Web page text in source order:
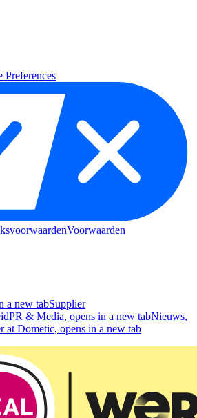
Preferences
Voorwaarden
a new tabSupplier
PR & Media, opens in a new tabNieuws,
at Dometic, opens in a new tab